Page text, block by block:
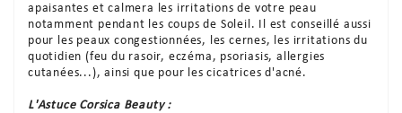
apaisantes et calmera les irritations de votre peau
notamment pendant les coups de Soleil. Il est conseillé aussi
pour les peaux congestionnées, les cernes, les irritations du
quotidien (feu du rasoir, eczéma, psoriasis, allergies
cutanées...), ainsi que pour les cicatrices d'acné.
L'Astuce Corsica Beauty :